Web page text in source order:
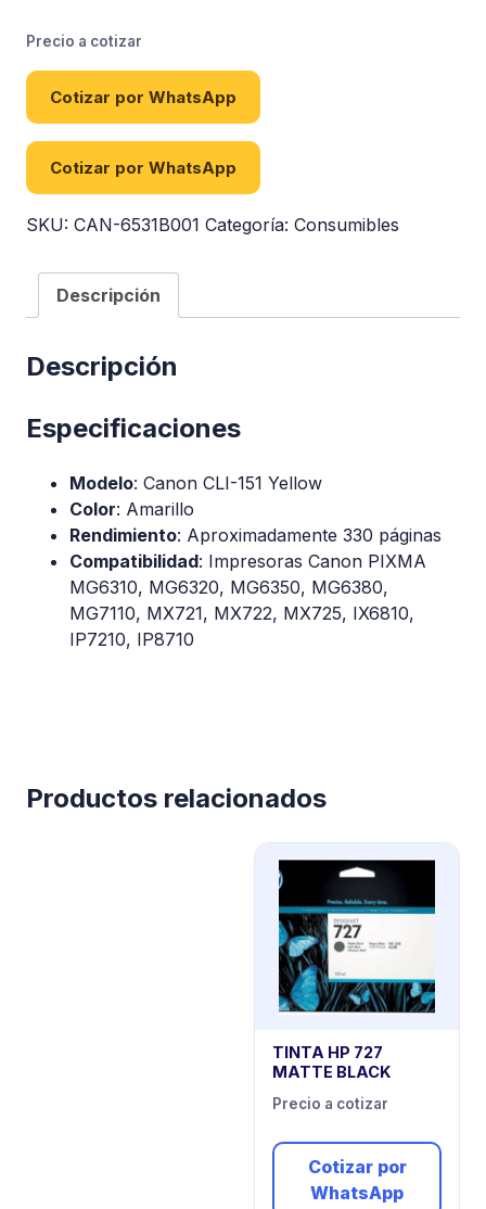
Precio a cotizar
Cotizar por WhatsApp
Cotizar por WhatsApp
SKU: CAN-6531B001 Categoría: Consumibles
Descripción
Descripción
Especificaciones
Modelo: Canon CLI-151 Yellow
Color: Amarillo
Rendimiento: Aproximadamente 330 páginas
Compatibilidad: Impresoras Canon PIXMA
MG6310, MG6320, MG6350, MG6380,
MG7110, MX721, MX722, MX725, IX6810,
IP7210, IP8710
Productos relacionados
TINTA HP 727
MATTE BLACK
Precio a cotizar
Cotizar por
WhatsApp